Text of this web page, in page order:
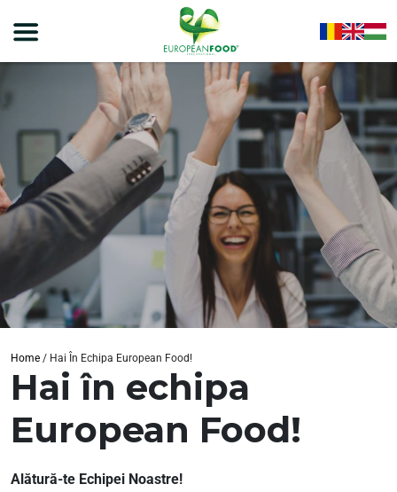
Home / Hai În Echipa European Food!
Hai în echipa
European Food!
Alătură-te Echipei Noastre!